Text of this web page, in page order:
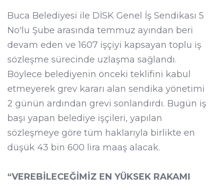
Buca Belediyesi ile DİSK Genel İş Sendikası 5
No'lu Şube arasında temmuz ayından beri
devam eden ve 1607 işçiyi kapsayan toplu iş
sözleşme sürecinde uzlaşma sağlandı.
Böylece belediyenin önceki teklifini kabul
etmeyerek grev kararı alan sendika yönetimi
2 günün ardından grevi sonlandırdı. Bugün iş
başı yapan belediye işçileri, yapılan
sözleşmeye göre tüm haklarıyla birlikte en
düşük 43 bin 600 lira maaş alacak.
“VEREBİLECEĞİMİZ EN YÜKSEK RAKAMI